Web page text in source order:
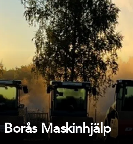
Borås Maskinhjälp